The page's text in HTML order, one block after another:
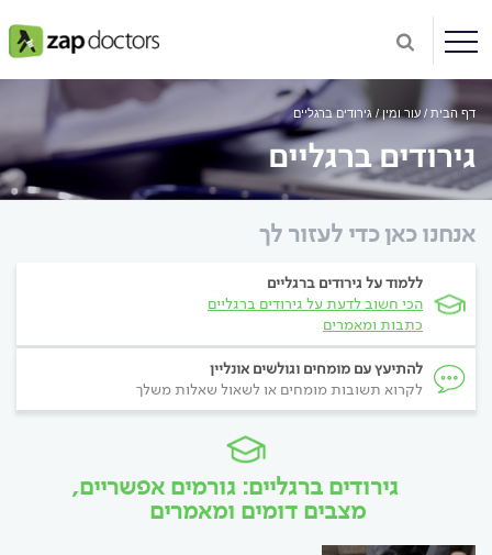
דף הבית עור ומין גירודים ברגליים
גירודים ברגליים
אנחנו כאן כדי לעזור לך
ללמוד על גירודים ברגליים
הכי חשוב לדעת על גירודים ברגליים
כתבות ומאמרים
להתיעץ עם מומחים וגולשים אונליין
לקרוא תשובות מומחים או לשאול שאלות משלך
גירודים ברגליים: גורמים אפשריים,
מצבים דומים ומאמרים